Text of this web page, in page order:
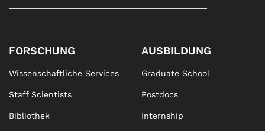
FORSCHUNG
Wissenschaftliche Services
Staff Scientists
Bibliothek
AUSBILDUNG
Graduate School
Postdocs
Internship